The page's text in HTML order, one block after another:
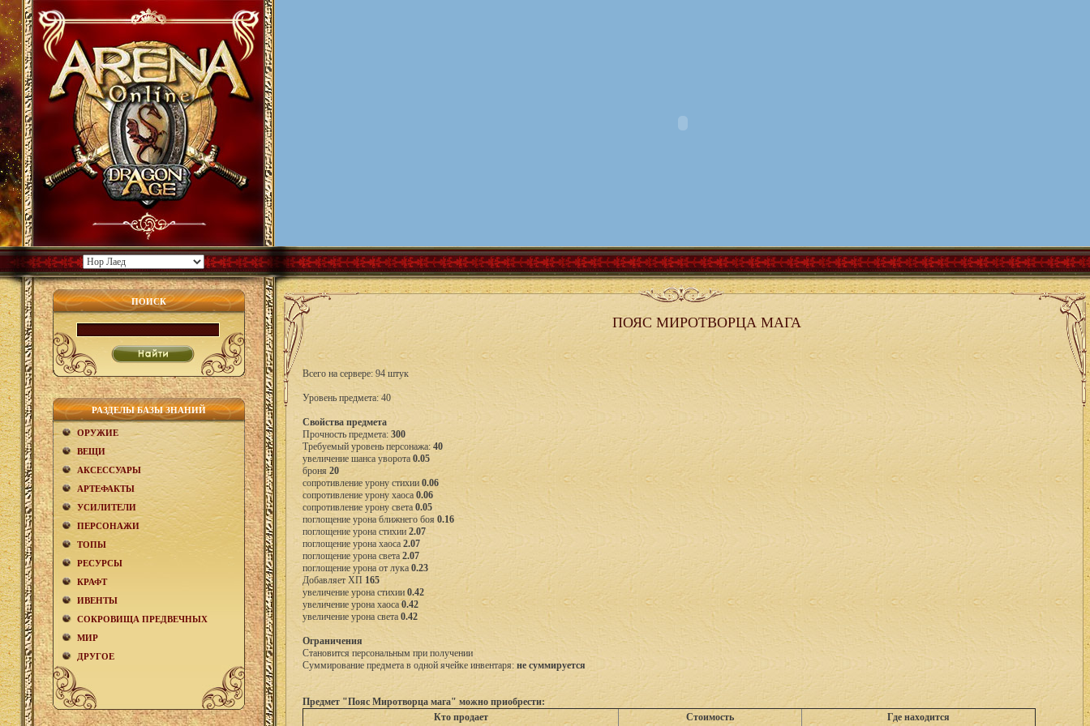
ПОИСК
РАЗДЕЛЫ БАЗЫ ЗНАНИЙ
ОРУЖИЕ
ВЕЩИ
АКCЕСCУАРЫ
АРТЕФАКТЫ
УСИЛИТЕЛИ
ПЕРСОНАЖИ
ТОПЫ
РЕСУРСЫ
КРАФТ
ИВЕНТЫ
СОКРОВИЩА ПРЕДВЕЧНЫХ
МИР
ДРУГОЕ
ПОЯС МИРОТВОРЦА МАГА
Всего на сервере: 94 штук
Уровень предмета: 40
Свойства предмета
Прочность предмета: 300
Требуемый уровень персонажа: 40
увеличение шанса уворота 0.05
броня 20
сопротивление урону стихии 0.06
сопротивление урону хаоса 0.06
сопротивление урону света 0.05
поглощение урона ближнего боя 0.16
поглощение урона стихии 2.07
поглощение урона хаоса 2.07
поглощение урона света 2.07
поглощение урона от лука 0.23
Добавляет ХП 165
увеличение урона стихии 0.42
увеличение урона хаоса0.42
увеличение урона света 0.42
Ограничения
Становится персональным при получении
Суммирование предмета в одной ячейке инвентаря: не суммируется
Предмет "Пояс Миротворца мага" можно приобрести:
Кто продает
Стоимость Где находится